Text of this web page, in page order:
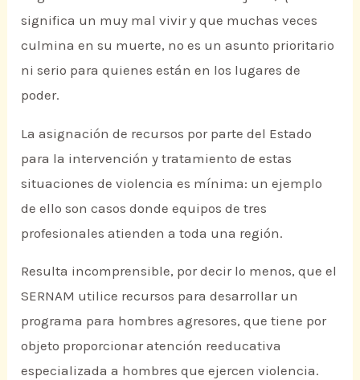
significa un muy mal vivir y que muchas veces
culmina en su muerte, no es un asunto prioritario
ni serio para quienes están en los lugares de
poder.
La asignación de recursos por parte del Estado
para la intervención y tratamiento de estas
situaciones de violencia es mínima: un ejemplo
de ello son casos donde equipos de tres
profesionales atienden a toda una región.
Resulta incomprensible, por decir lo menos, que el
SERNAM utilice recursos para desarrollar un
programa para hombres agresores, que tiene por
objeto proporcionar atención reeducativa
especializada a hombres que ejercen violencia.